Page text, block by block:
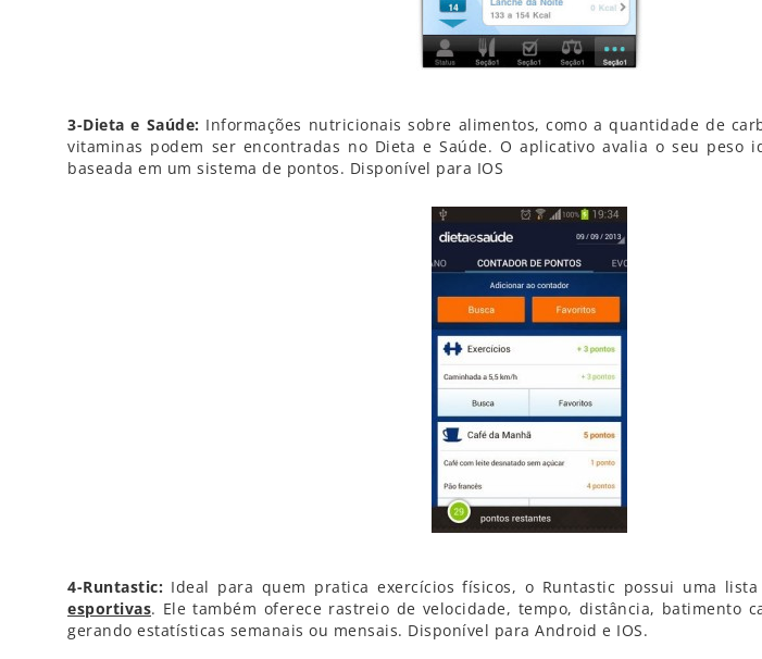
3-Dieta e Saúde: Informações nutricionais sobre alimentos, como a quantidade de
vitaminas podem ser encontradas no Dieta e Saúde. O aplicativo avalia o seu peso
baseada em um sistema de pontos. Disponível para IOS
4-Runtastic: Ideal para quem pratica exercícios físicos, o Runtastic possui uma
esportivas. Ele também oferece rastreio de velocidade, tempo, distância, batimento
gerando estatísticas semanais ou mensais. Disponível para Android e IOS.